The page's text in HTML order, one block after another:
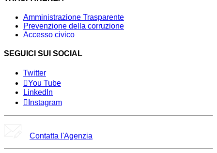
Amministrazione Trasparente
Prevenzione della corruzione
Accesso civico
SEGUICI SUI SOCIAL
Twitter
You Tube
LinkedIn
Instagram
Contatta l'Agenzia